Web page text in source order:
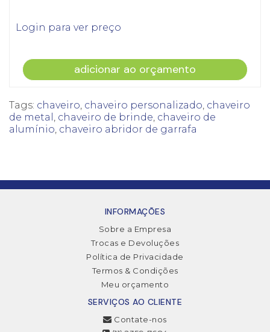
Login para ver preço
adicionar ao orçamento
Tags: chaveiro, chaveiro personalizado, chaveiro
de metal , chaveiro de brinde, chaveiro de
alumínio, chaveiro abridor de garrafa
INFORMAÇÕES
Sobre a Empresa
Trocas e Devoluções
Política de Privacidade
Termos & Condições
Meu orçamento
SERVIÇOS AO CLIENTE
Contate-nos